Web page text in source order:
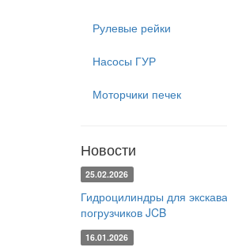
Рулевые рейки
Насосы ГУР
Моторчики печек
Новости
25.02.2026
Гидроцилиндры для
погрузчиков JCB
16.01.2026